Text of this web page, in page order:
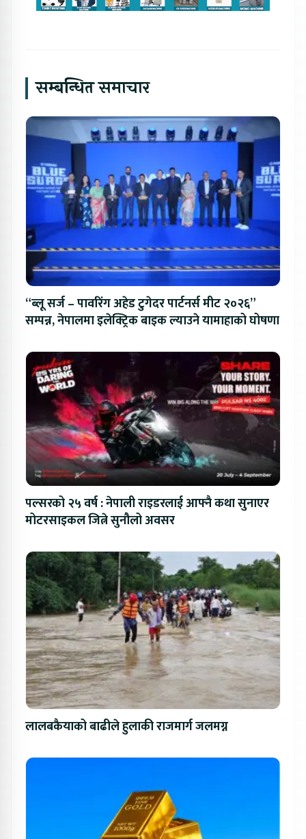
सम्बन्धित समाचार
“ब्लू सर्ज – पावरिंग अहेड टुगेदर पार्टनर्स मीट २०२६”
सम्पन्न, नेपालमा इलेक्ट्रिक बाइक ल्याउने यामाहाको घोषणा
पल्सरको २५ वर्ष : नेपाली राइडरलाई आफ्नै कथा सुनाएर
मोटरसाइकल जित्ने सुनौलो अवसर
लालबकैयाको बाढीले हुलाकी राजमार्ग जलमग्न